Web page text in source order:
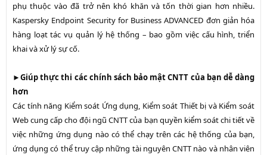
phụ thuộc vào đã trở nên khó khăn và tốn thời gian hơn nhiều.
Kaspersky Endpoint Security for Business ADVANCED đơn giản hóa
hàng loạt tác vụ quản lý hệ thống – bao gồm việc cấu hình, triển
khai và xử lý sự cố.
►Giúp thực thi các chính sách bảo mật CNTT của bạn dễ dàng
hơn
Các tính năng Kiểm soát Ứng dụng, Kiểm soát Thiết bị và Kiểm soát
Web cung cấp cho đội ngũ CNTT của bạn quyền kiểm soát chi tiết về
việc những ứng dụng nào có thể chạy trên các hệ thống của bạn,
ứng dụng có thể truy cập những tài nguyên CNTT nào và nhân viên